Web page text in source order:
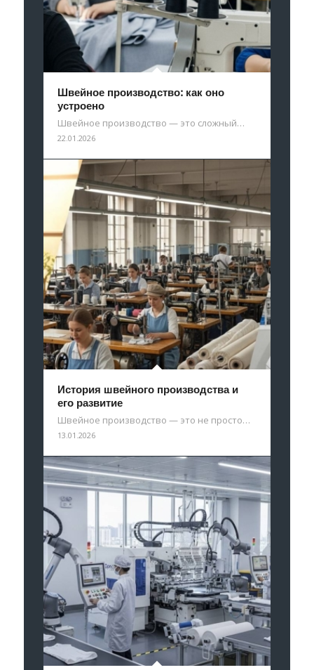
Швейное производство: как оно
устроено
Швейное производство — это сложный…
22.01.2026
История швейного производства и
его развитие
Швейное производство — это не просто…
13.01.2026